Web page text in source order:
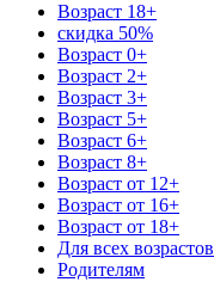
Возраст 18+
скидка 50%
Возраст 0+
Возраст 2+
Возраст 3+
Возраст 5+
Возраст 6+
Возраст 8+
Возраст от 12+
Возраст от 16+
Возраст от 18+
Для всех возрастов
Родителям